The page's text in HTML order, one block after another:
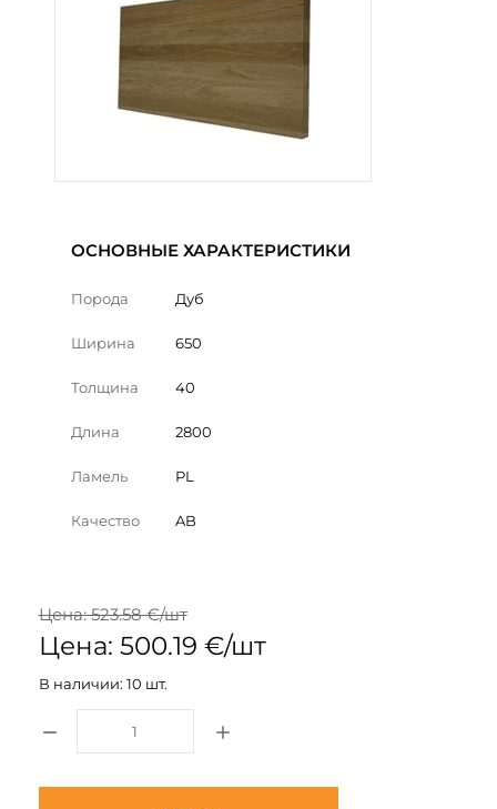
ОСНОВНЫЕ ХАРАКТЕРИСТИКИ
Порода Дуб
Ширина 650
Толщина 40
Длина 2800
Ламель PL
Качество AB
Цена: 523.58 €/шт
Цена: 500.19 €/шт
В наличии: 10 шт.